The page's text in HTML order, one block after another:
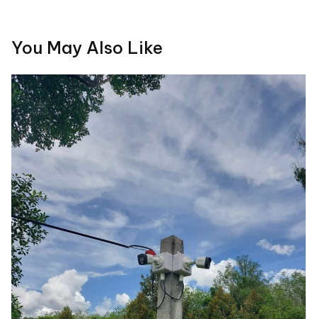
You May Also Like